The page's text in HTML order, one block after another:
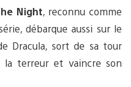
Night, reconnu comme
débarque aussi sur le
Dracula, sort de sa tour
terreur et vaincre son